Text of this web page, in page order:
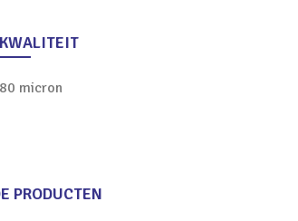
KWALITEIT
80 micron
PRODUCTEN